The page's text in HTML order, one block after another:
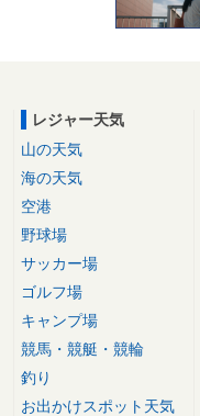
レジャー天気
山の天気
海の天気
空港
野球場
サッカー場
ゴルフ場
キャンプ場
競馬・競艇・競輪
釣り
お出かけスポット天気